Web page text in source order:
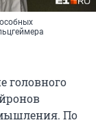
головного
По